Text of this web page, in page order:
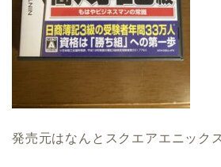
発売元はなんとスクエアエニック